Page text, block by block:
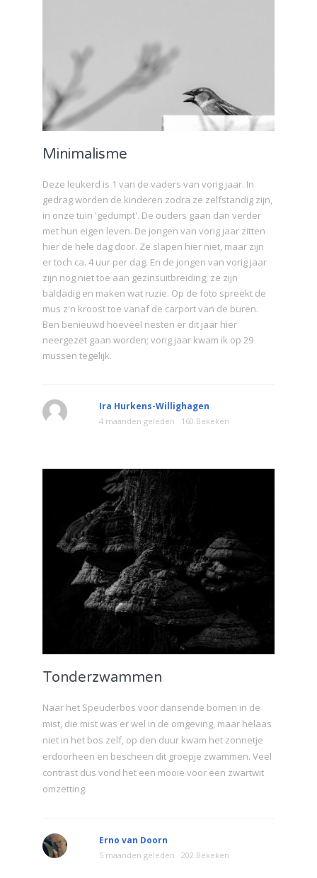
Minimalisme
Deze leukerd is 1 van de vaders van vorig jaar. In
gedrag worden de kinderen zodra ze zelfstandig zijn,
in onze tuin 'gedumpt'. De ouders gaan dan verder
met hun eigen leven. De jongen van vorig jaar zitten
hier de hele dag door. Ze slapen hier niet, maar zijn
er toch ca. 4 uur per dag. En de jongen van vorig jaar
zijn nog niet toe aan gezinsuitbreiding; ze zijn
baldadig en maken wat ruzie. Op de foto spreekt de
mus z'n kroost toe vanaf de carport van de buren.
Ben benieuwd hoeveel nesten er dit jaar hier
neergezet gaan worden; vorig jaar kwam ik op 29
mussen tegelijk.
Ira Hurkens-Willighagen
4 maanden geleden 160 Bekeken
Tonderzwammen
Naar het Speuderbos voor dansende bomen in de
mist, die mist was er wel in de omgeving, maar helaas
niet in het bos zelf, op den duur kwam het zonnetje
erdoorheen en bescheen dit groepje zwammen. Veel
contrast dus vond het een mooie voor een zwartwit
omzetting.
Erno van Doorn
5 maanden geleden 202 Bekeken